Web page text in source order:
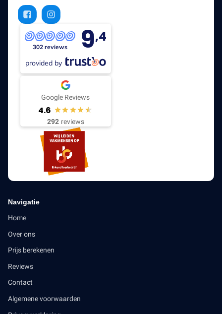
302 reviews 9,4
provided by
Google Reviews
4.6
292 reviews
Navigatie
Home
Over ons
Prijs berekenen
Reviews
Contact
Algemene voorwaarden